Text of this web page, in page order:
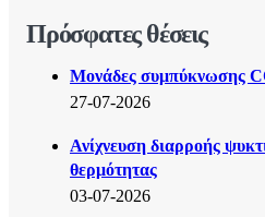
Πρόσφατες θέσεις
Μονάδες συμπύκνωσης
27-07-2026
Ανίχνευση διαρροής
θερμότητας
03-07-2026